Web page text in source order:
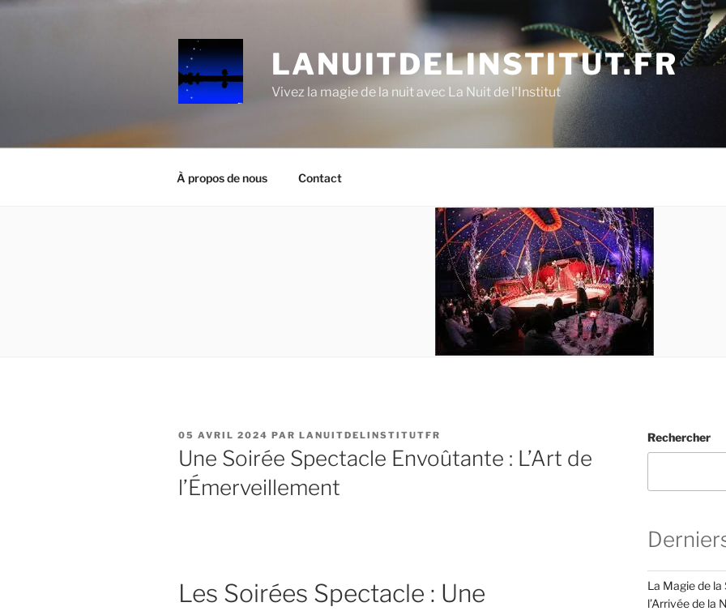
Aller
LANUITDELINSTITUT.FR
Vivez la magie de la nuit avec La Nuit de l'Institut
À propos de nous Contact
PUBLIÉ
LE
05 AVRIL 2024 PAR LANUITDELINSTITUTFR
Une Soirée Spectacle Envoûtante : L’Art de
l’Émerveillement
Les Soirées Spectacle : Une
Rechercher
La Magie de la
l’Arrivée de la